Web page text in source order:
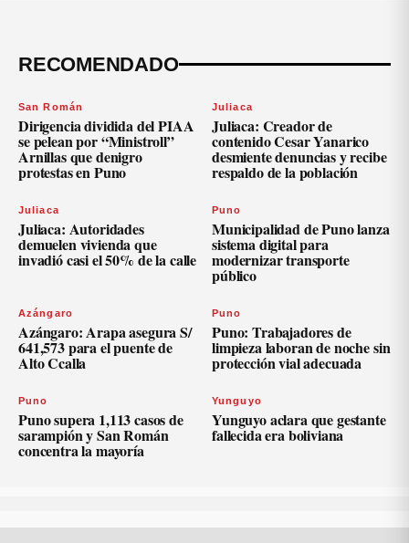
RECOMENDADO
San Román
Dirigencia dividida del PIAA
se pelean por “Ministroll”
Arnillas que denigro
protestas en Puno
Juliaca
Juliaca: Creador de
contenido Cesar Yanarico
desmiente denuncias y recibe
respaldo de la población
Juliaca
Juliaca: Autoridades
demuelen vivienda que
invadió casi el 50% de la calle
Puno
Municipalidad de Puno lanza
sistema digital para
modernizar transporte
público
Azángaro
Azángaro: Arapa asegura S/
641,573 para el puente de
Alto Ccalla
Puno
Puno: Trabajadores de
limpieza laboran de noche sin
protección vial adecuada
Puno
Puno supera 1,113 casos de
sarampión y San Román
concentra la mayoría
Yunguyo
Yunguyo aclara que gestante
fallecida era boliviana